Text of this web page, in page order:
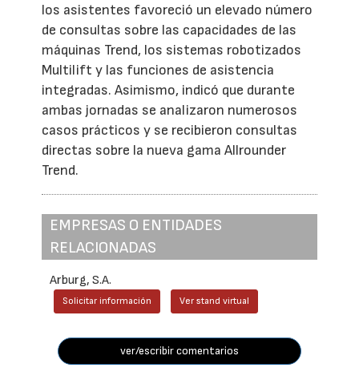
los asistentes favoreció un elevado número
de consultas sobre las capacidades de las
máquinas Trend, los sistemas robotizados
Multilift y las funciones de asistencia
integradas. Asimismo, indicó que durante
ambas jornadas se analizaron numerosos
casos prácticos y se recibieron consultas
directas sobre la nueva gama Allrounder
Trend.
EMPRESAS O ENTIDADES
RELACIONADAS
Arburg, S.A.
Solicitar información Ver stand virtual
ver/escribir comentarios